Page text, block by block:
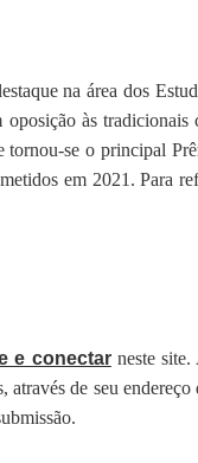
na área dos
às
se o principal
em 2021. Para
e conectarneste site.
de seu